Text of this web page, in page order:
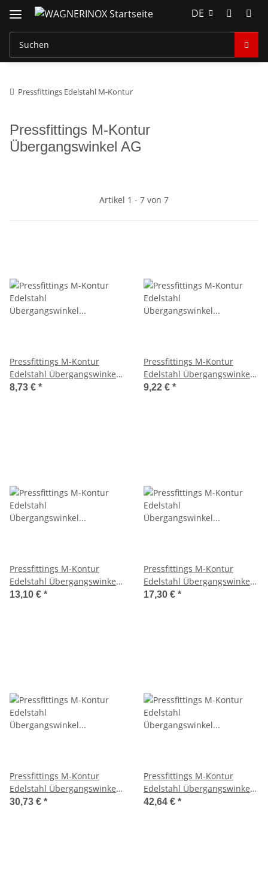
DE
Pressfittings Edelstahl M-Kontur
Pressfittings M-Kontur
Übergangswinkel AG
Artikel 1 - 7 von 7
Pressfittings M-Kontur
Edelstahl Übergangswinkel
90° AG 15x1/2"
8,73 € *
Pressfittings M-Kontur
Edelstahl Übergangswinkel
90° AG 18x1/2"
9,22 € *
Pressfittings M-Kontur
Edelstahl Übergangswinkel
90° AG 22x3/4"
13,10 € *
Pressfittings M-Kontur
Edelstahl Übergangswinkel
90° AG 28x1"
17,30 € *
Pressfittings M-Kontur
Edelstahl Übergangswinkel
90° AG 35x1 1/4"
30,73 € *
Pressfittings M-Kontur
Edelstahl Übergangswinkel
90° AG 42x1 1/2"
42,64 € *